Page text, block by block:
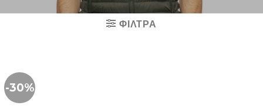
ΦΙΛΤΡΑ
-30%